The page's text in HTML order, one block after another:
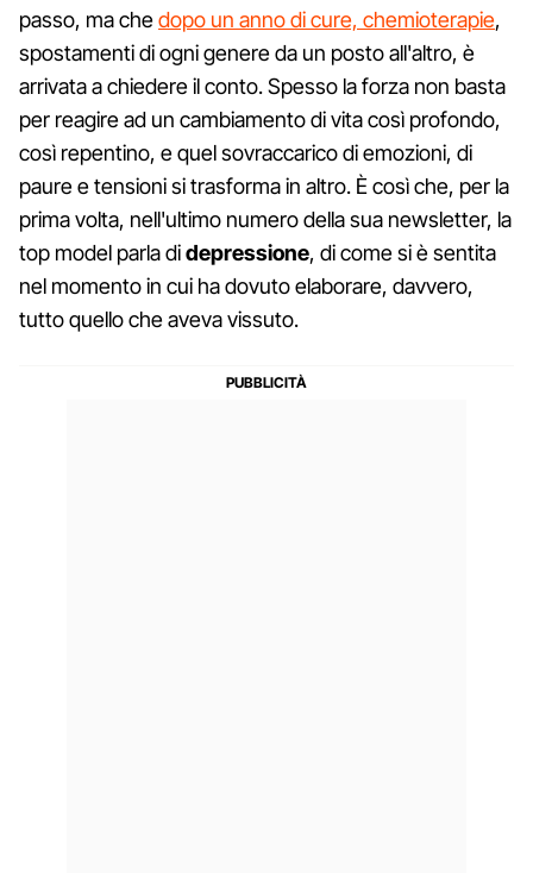
passo, ma chedopo un anno di cure, chemioterapie,
spostamenti di ogni genere da un posto all'altro, è
arrivata a chiedere il conto. Spesso la forza non basta
per reagire ad un cambiamento di vita così profondo,
così repentino, e quel sovraccarico di emozioni, di
paure e tensioni si trasforma in altro. È così che, per la
prima volta, nell'ultimo numero della sua newsletter, la
top model parla didepressione, di come si è sentita
nel momento in cui ha dovuto elaborare, davvero,
tutto quello che aveva vissuto.